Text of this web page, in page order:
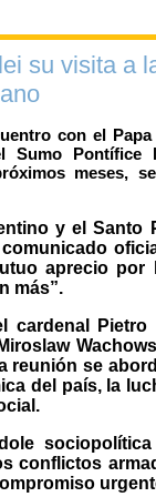
su visita a
con el
Sumo Pontífice
meses,
y el Santo
aprecio por
más”.
cardenal
reunión se
del país, la
conflictos